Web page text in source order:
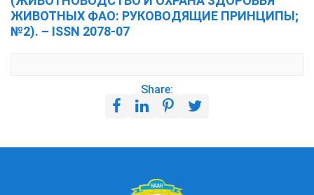
ЖИВОТНЫХ ФАО: РУКОВОДЯЩИЕ ПРИНЦИПЫ;
№2). – ISSN 2078-07
Share: